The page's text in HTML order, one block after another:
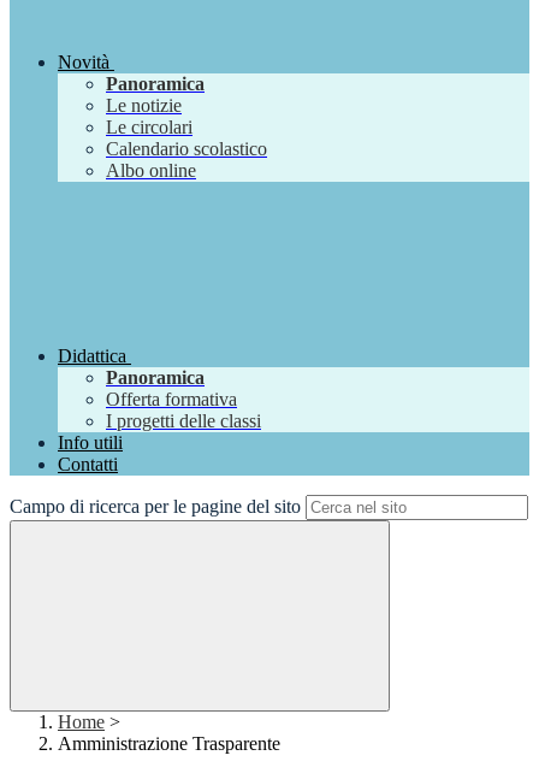
Novità
Panoramica
Le notizie
Le circolari
Calendario scolastico
Albo online
Didattica
Panoramica
Offerta formativa
I progetti delle classi
Info utili
Contatti
Campo di ricerca per le pagine del sito
Home >
Amministrazione Trasparente